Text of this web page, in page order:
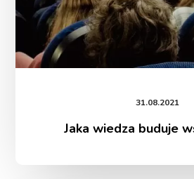
31.08.2021
Jaka wiedza buduje